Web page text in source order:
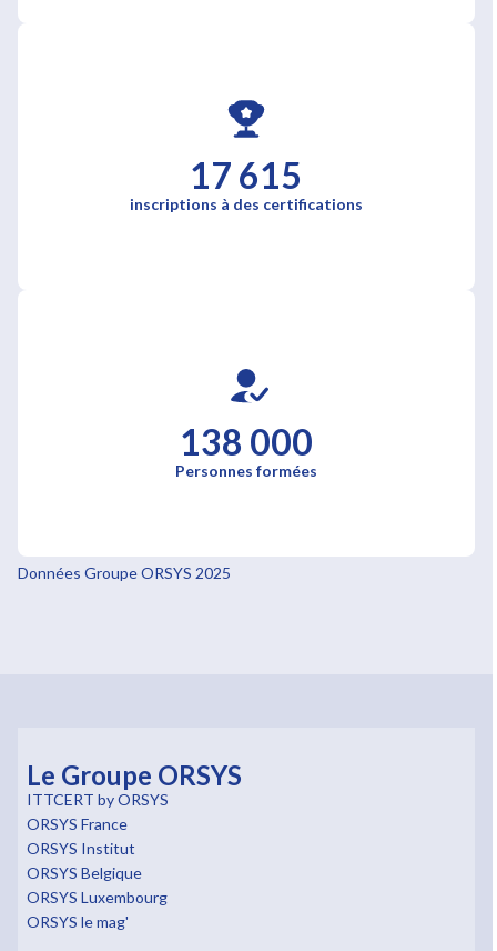
17 615
inscriptions à des certifications
138 000
Personnes formées
Données Groupe ORSYS 2025
Le Groupe ORSYS
ITTCERT by ORSYS
ORSYS France
ORSYS Institut
ORSYS Belgique
ORSYS Luxembourg
ORSYS le mag'